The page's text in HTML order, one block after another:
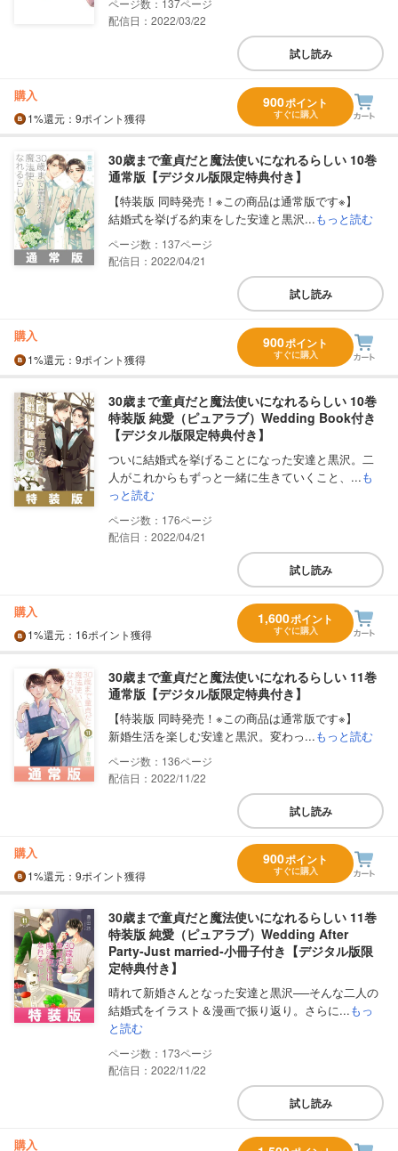
137
配信日：2022/03/22
試し読み
購入
1%還元 ：9ポイント獲得
900ポイント
すぐに購入
30歳まで童貞だと魔法使いになれるらしい 10巻
通常版【デジタル版限定特典付き】
【特装版 同時発売！※この商品は通常版です※】
結婚式を挙げる約束をした安達と黒沢...もっと読む
137
配信日：2022/04/21
試し読み
購入
1%還元 ：9ポイント獲得
900ポイント
すぐに購入
30歳まで童貞だと魔法使いになれるらしい 10巻
特装版 純愛（ピュアラブ）Wedding Book付き
【デジタル版限定特典付き】
ついに結婚式を挙げることになった安達と黒沢。二
人がこれからもずっと一緒に生きていくこと、...も
っと読む
176
配信日：2022/04/21
試し読み
購入
1%還元 ：16ポイント獲得
1,600ポイント
すぐに購入
30歳まで童貞だと魔法使いになれるらしい 11巻
通常版【デジタル版限定特典付き】
【特装版 同時発売！※この商品は通常版です※】
新婚生活を楽しむ安達と黒沢。変わっ...もっと読む
136
配信日：2022/11/22
試し読み
購入
1%還元 ：9ポイント獲得
900ポイント
すぐに購入
30歳まで童貞だと魔法使いになれるらしい 11巻
特装版 純愛（ピュアラブ）Wedding After
Party-Just married-小冊子付き【デジタル版限
定特典付き】
晴れて新婚さんとなった安達と黒沢──そんな二人の
結婚式をイラスト＆漫画で振り返り。さらに...もっ
と読む
173
配信日：2022/11/22
試し読み
購入